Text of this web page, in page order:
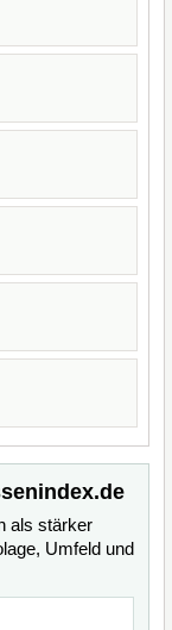
als stärker
Umfeld und